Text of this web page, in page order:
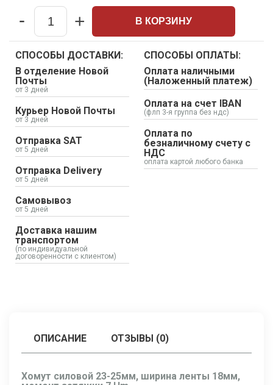
Quantity
- + В КОРЗИНУ
СПОСОБЫ ДОСТАВКИ:
В отделение Новой
Почты
от 3 дней
Курьер Новой Почты
от 3 дней
Отправка SAT
от 5 дней
Отправка Delivery
от 5 дней
Самовывоз
от 5 дней
Доставка нашим
транспортом
(по индивидуальной
договоренности с клиентом)
СПОСОБЫ ОПЛАТЫ:
Оплата наличными
(Наложенный платеж)
Оплата на счет IBAN
(флп 3-я группа без ндс)
Оплата по
безналичному счету с
НДС
оплата картой любого банка
ОПИСАНИЕ ОТЗЫВЫ (0)
Хомут силовой 23-25мм, ширина ленты 18мм,